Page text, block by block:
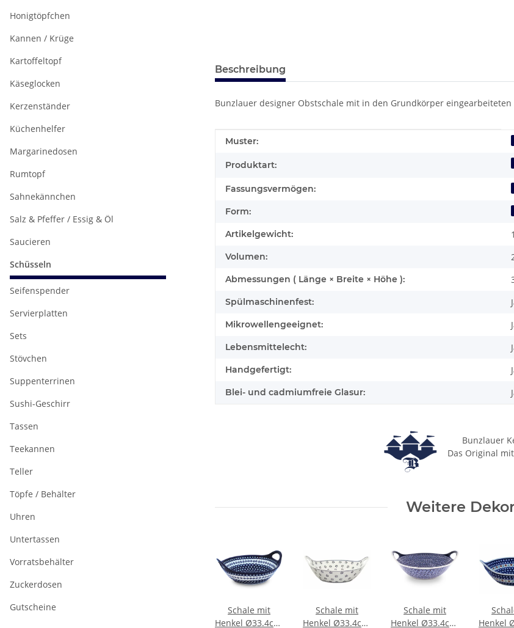
Beschreibung
Bunzlauer designer Obstschale mit in den Grundkörper
Produkteigenschaft
Wert
Muster:
Produktart:
Fassungsvermögen:
Form:
Artikelgewicht:
Volumen:
Abmessungen ( Länge × Breite × Höhe ):
Spülmaschinenfest:
Mikrowellengeeignet:
Lebensmittelecht:
Handgefertigt:
Blei- und cadmiumfreie Glasur:
Bunzlauer
Das Original
Weitere
Schale mit
Henkel Ø33.4cm,
Schale mit
Henkel Ø33.4cm,
Schale mit
Henkel Ø33.4cm,
Henkel
Honigtöpfchen
Kannen / Krüge
Kartoffeltopf
Käseglocken
Kerzenständer
Küchenhelfer
Margarinedosen
Rumtopf
Sahnekännchen
Salz & Pfeffer / Essig & Öl
Saucieren
Schüsseln
Seifenspender
Servierplatten
Sets
Stövchen
Suppenterrinen
Sushi-Geschirr
Tassen
Teekannen
Teller
Töpfe / Behälter
Uhren
Untertassen
Vorratsbehälter
Zuckerdosen
Gutscheine